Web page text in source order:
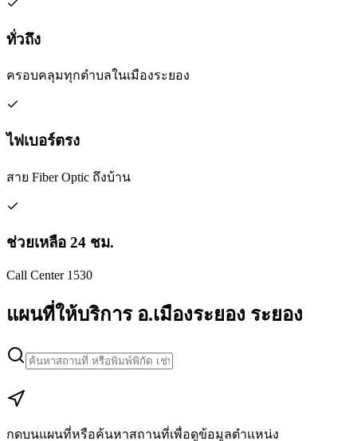
ทั่วถึง
ครอบคลุมทุกตำบลในเมืองระยอง
ไฟเบอร์ตรง
สาย Fiber Optic ถึงบ้าน
ช่วยเหลือ 24 ชม.
Call Center 1530
แผนที่ให้บริการ อ.เมืองระยอง ระยอง
+
กดบนแผนที่หรือค้นหาสถานที่เพื่อดูข้อมูลตำแหน่ง